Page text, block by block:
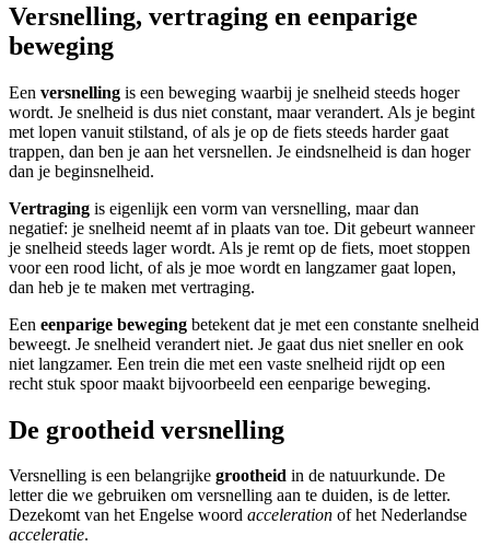
Versnelling, vertraging en eenparige
beweging
Een versnelling is een beweging waarbij je snelheid steeds hoger
wordt. Je snelheid is dus niet constant, maar verandert. Als je begint
met lopen vanuit stilstand, of als je op de fiets steeds harder gaat
trappen, dan ben je aan het versnellen. Je eindsnelheid is dan hoger
dan je beginsnelheid.
Vertraging is eigenlijk een vorm van versnelling, maar dan
negatief: je snelheid neemt af in plaats van toe. Dit gebeurt wanneer
je snelheid steeds lager wordt. Als je remt op de fiets, moet stoppen
voor een rood licht, of als je moe wordt en langzamer gaat lopen,
dan heb je te maken met vertraging.
Een eenparige beweging betekent dat je met een constante snelheid
beweegt. Je snelheid verandert niet. Je gaat dus niet sneller en ook
niet langzamer. Een trein die met een vaste snelheid rijdt op een
recht stuk spoor maakt bijvoorbeeld een eenparige beweging.
De grootheid versnelling
Versnelling is een belangrijke grootheid in de natuurkunde. De
letter die we gebruiken om versnelling aan te duiden, is de letter.
Dezekomt van het Engelse woord acceleration of het Nederlandse
acceleratie.